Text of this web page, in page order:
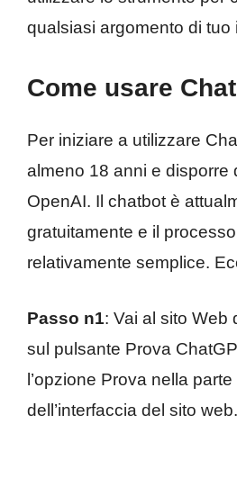
qualsiasi argomento di tuo
Come usare
Per iniziare a utilizzare
almeno 18 anni e disporre
OpenAI. Il chatbot è
gratuitamente e il
relativamente semplice.
Passo n1: Vai al sito Web
sul pulsante Prova
l’opzione Prova nella
dell’interfaccia del sito web.